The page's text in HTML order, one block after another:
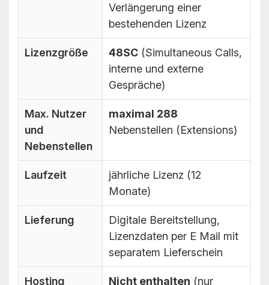
Verlängerung einer
bestehenden Lizenz
Lizenzgröße 48SC (Simultaneous Calls,
interne und externe
Gespräche)
Max. Nutzer
und
Nebenstellen
maximal 288
Nebenstellen (Extensions)
Laufzeit
jährliche Lizenz (12
Monate)
Lieferung
Digitale Bereitstellung,
Lizenzdaten per E Mail mit
separatem Lieferschein
Hosting Nicht enthalten (nur